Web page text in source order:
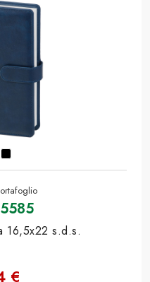
16,5x22 s.d.s.
€